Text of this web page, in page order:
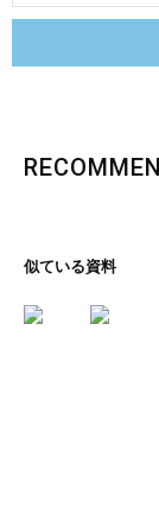
似ている資料